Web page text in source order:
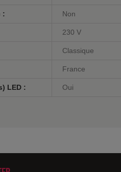
: Non
230 V
Classique
France
LED : Oui